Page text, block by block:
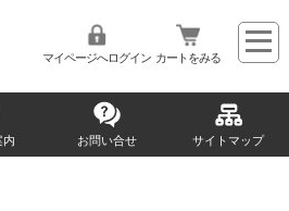
マイページへログイン カートをみる
内 お問い合せ サイトマップ